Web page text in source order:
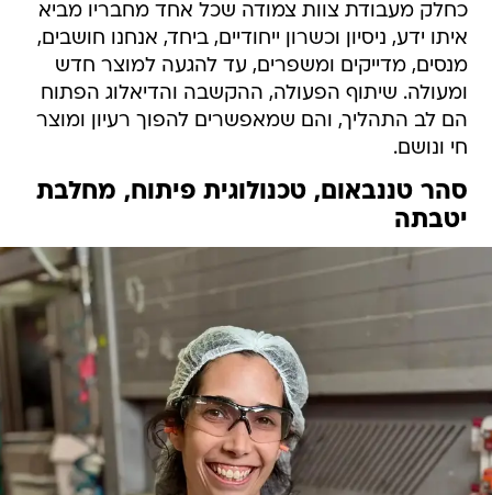
כחלק מעבודת צוות צמודה שכל אחד מחבריו מביא
איתו ידע, ניסיון וכשרון ייחודיים, ביחד, אנחנו חושבים,
מנסים, מדייקים ומשפרים, עד להגעה למוצר חדש
ומעולה. שיתוף הפעולה, ההקשבה והדיאלוג הפתוח
הם לב התהליך, והם שמאפשרים להפוך רעיון ומוצר
חי ונושם.
סהר טננבאום, טכנולוגית פיתוח, מחלבת
יטבתה